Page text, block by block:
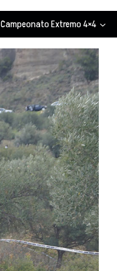
Campeonato Extremo 4×4